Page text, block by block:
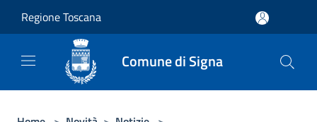
Regione Toscana
Comune di Signa